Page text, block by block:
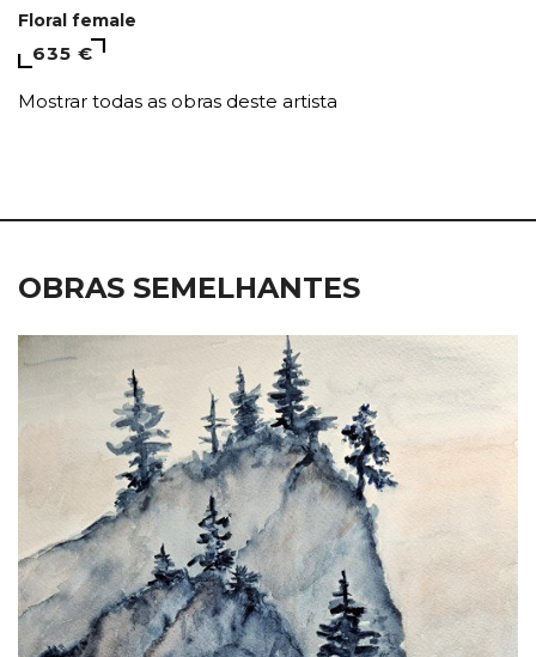
Floral female
635 €
Mostrar todas as obras deste artista
OBRAS SEMELHANTES